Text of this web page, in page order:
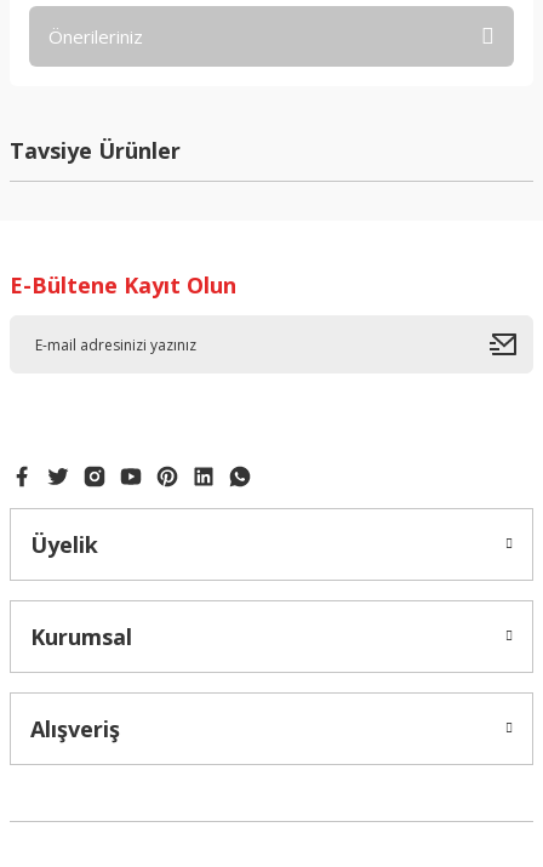
Önerileriniz
kullanarak tarafımıza iletebilirsiniz.
Görüş ve önerileriniz için teşekkür ederiz.
Ürün bilgilerinde hatalar bulunuyor.
Tavsiye Ürünler
GÜL YAPRAK BASMA KALIBI 3LÜ ENJEKTÖRLÜ
E-Bültene Kayıt Olun
Üyelik
Kurumsal
Alışveriş